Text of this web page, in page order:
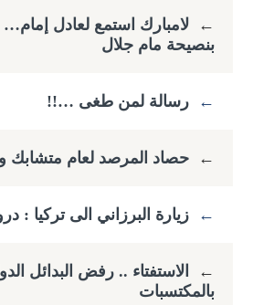
←
لامبارك استمع لعادل
بنصيحة مام جلال
← رسالة لمن طغى …!!
← حصاد المرصد لعام
← زيارة البرزاني الى تركيا :
←
الاستفتاء .. رفض البدائل
بالمكتسبات